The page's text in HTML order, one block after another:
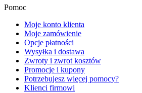
Pomoc
Moje konto klienta
Moje zamówienie
Opcje płatności
Wysyłka i dostawa
Zwroty i zwrot kosztów
Promocje i kupony
Potrzebujesz więcej pomocy?
Klienci firmowi